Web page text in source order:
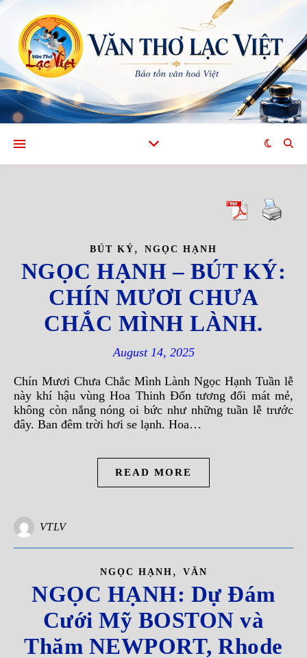
BÚT KÝ , NGỌC HẠNH
NGỌC HẠNH – BÚT KÝ:
CHÍN MƯƠI CHƯA
CHẮC MÌNH LÀNH.
August 14, 2025
Chín Mươi Chưa Chắc Mình Lành Ngọc Hạnh Tuần lễ
này khí hậu vùng Hoa Thinh Đốn tương đối mát mẻ,
không còn nắng nóng oi bức như những tuần lễ trước
đây. Ban đêm trời hơi se lạnh. Hoa…
READ MORE
VTLV
NGỌC HẠNH , VĂN
NGỌC HẠNH: Dự Đám
Cưới Mỹ BOSTON và
Thăm NEWPORT, Rhode